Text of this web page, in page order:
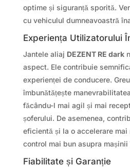
optime și siguranță sporită.
cu vehiculul dumneavoastră
Experiența Utilizatorului
Jantele aliaj DEZENT RE dark
aspect. Ele contribuie
experienței de conducere.
îmbunătățește
făcându-l mai agil și mai
șoferului. De asemenea,
eficientă și la o accelerare
control mai bun asupra
Fiabilitate și Garanție